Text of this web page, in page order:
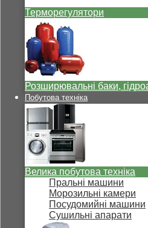
Терморегулятори
Розширювальні баки,
Побутова техніка
Велика побутова техніка
Пральні машини
Морозильні камери
Посудомийні машини
Сушильні апарати